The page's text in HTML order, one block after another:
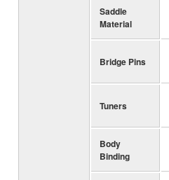
Saddle
Material
Bridge Pins
Tuners
Body
Binding